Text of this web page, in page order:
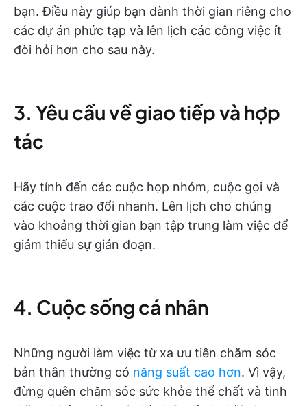
bạn. Điều này giúp bạn dành thời gian riêng cho
các dự án phức tạp và lên lịch các công việc ít
đòi hỏi hơn cho sau này.
3. Yêu cầu về giao tiếp và hợp
tác
Hãy tính đến các cuộc họp nhóm, cuộc gọi và
các cuộc trao đổi nhanh. Lên lịch cho chúng
vào khoảng thời gian bạn tập trung làm việc để
giảm thiểu sự gián đoạn.
4. Cuộc sống cá nhân
Những người làm việc từ xa ưu tiên chăm sóc
bản thân thường có năng suất cao hơn. Vì vậy,
đừng quên chăm sóc sức khỏe thể chất và tinh